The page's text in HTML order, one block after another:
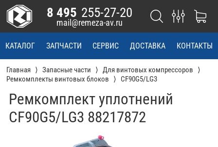
КАТАЛОГ ЗАПЧАСТИ СЕРВИС ДОСТАВКА КОНТАКТЫ
8 495 255-27-20
mail@remeza-av.ru
Главная Запасные части
Для винтовых компрессоров
Ремкомплекты винтовых блоков
CF90G5/LG3
Ремкомплект уплотнений
CF90G5/LG3 88217872